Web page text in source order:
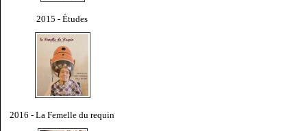
2015 - Études
2016 - La Femelle du requin